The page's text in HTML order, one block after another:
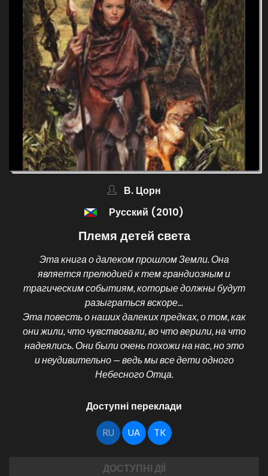
В. Цорн
Русский (2010)
Племя детей света
Эта книга о далеком прошлом Земли. Она
является прелюдией к тем грандиозным и
трагическим событиям, которые должны будут
разыграться вскоре...
Эта повесть о наших далеких предках, о том, как
они жили, что чувствовали, во что верили, на что
надеялись. Они были очень похожи на нас, но это
и неудивительно — ведь мы все дети одного
Небесного Отца.
Доступні переклади
RU UA TK
ДОСТУПНІ ДІЇ